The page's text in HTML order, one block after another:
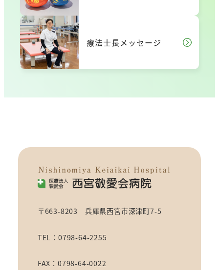
療法士長メッセージ
〒663-8203 兵庫県西宮市深津町7-5
TEL：0798-64-2255
FAX：0798-64-0022